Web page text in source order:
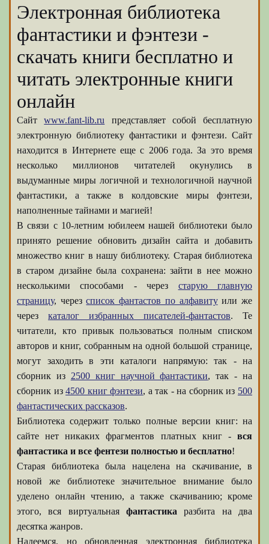
Электронная библиотека
фантастики и фэнтези -
скачать книги бесплатно и
читать электронные книги
онлайн
Сайтwww.fant-lib.ru представляет собой бесплатную
электронную библиотеку фантастики и фэнтези. Сайт
находится в Интернете еще с 2006 года. За это время
несколько миллионов читателей окунулись в
выдуманные миры логичной и технологичной научной
фантастики, а также в колдовские миры фэнтези,
наполненные тайнами и магией!
В связи с 10-летним юбилеем нашей библиотеки было
принято решение обновить дизайн сайта и добавить
множество книг в нашу библиотеку. Старая библиотека
в старом дизайне была сохранена: зайти в нее можно
несколькими способами - через старую главную
страницу, черезсписок фантастов по алфавитуили же
через каталог избранных писателей-фантастов. Те
читатели, кто привык пользоваться полным списком
авторов и книг, собранным на одной большой странице,
могут заходить в эти каталоги напрямую: так - на
сборник из 2500 книг научной фантастики, так - на
сборник из4500 книг фэнтези, а так - на сборник из 500
фантастических рассказов.
Библиотека содержит только полные версии книг: на
сайте нет никаких фрагментов платных книг - вся
фантастика и все фентези полностью и бесплатно!
Старая библиотека была нацелена на скачивание, в
новой же библиотеке значительное внимание было
уделено онлайн чтению, а также скачиванию; кроме
этого, вся виртуальная фантастика разбита на два
десятка жанров.
Надеемся, но обновленная электронная библиотека